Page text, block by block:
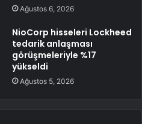
Ağustos 6, 2026
NioCorp hisseleri Lockheed
tedarik anlaşması
görüşmeleriyle %17
yükseldi
Ağustos 5, 2026